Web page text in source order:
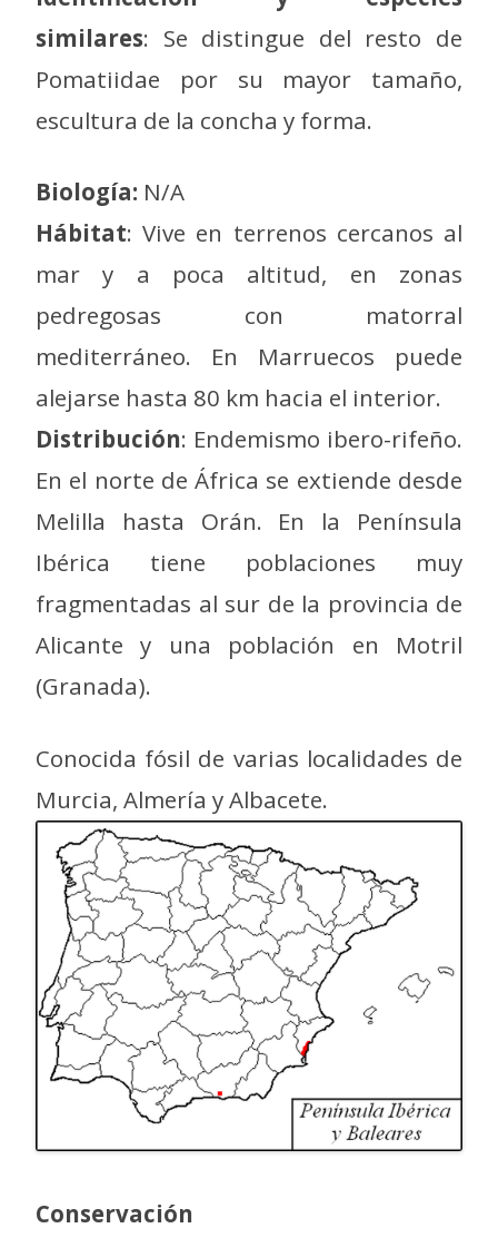
similares: Se distingue del resto de
Pomatiidae por su mayor tamaño,
escultura de la concha y forma.
Biología: N/A
Hábitat: Vive en terrenos cercanos al
mar y a poca altitud, en zonas
pedregosas con matorral
mediterráneo. En Marruecos puede
alejarse hasta 80 km hacia el interior.
Distribución: Endemismo ibero-rifeño.
En el norte de África se extiende desde
Melilla hasta Orán. En la Península
Ibérica tiene poblaciones muy
fragmentadas al sur de la provincia de
Alicante y una población en Motril
(Granada).
Conocida fósil de varias localidades de
Murcia, Almería y Albacete.
Conservación